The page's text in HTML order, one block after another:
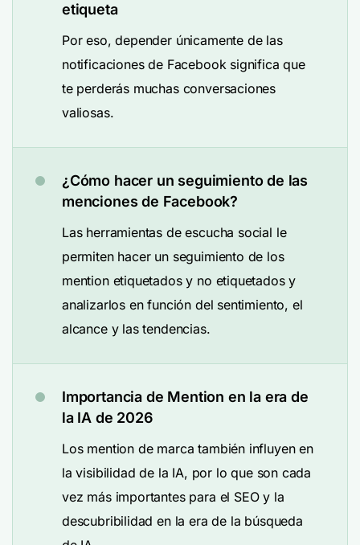
etiqueta
Por eso, depender únicamente de las
notificaciones de Facebook significa que
te perderás muchas conversaciones
valiosas.
¿Cómo hacer un seguimiento de las
menciones de Facebook?
Las herramientas de escucha social le
permiten hacer un seguimiento de los
mention etiquetados y no etiquetados y
analizarlos en función del sentimiento, el
alcance y las tendencias.
Importancia de Mention en la era de
la IA de 2026
Los mention de marca también influyen en
la visibilidad de la IA, por lo que son cada
vez más importantes para el SEO y la
descubribilidad en la era de la búsqueda